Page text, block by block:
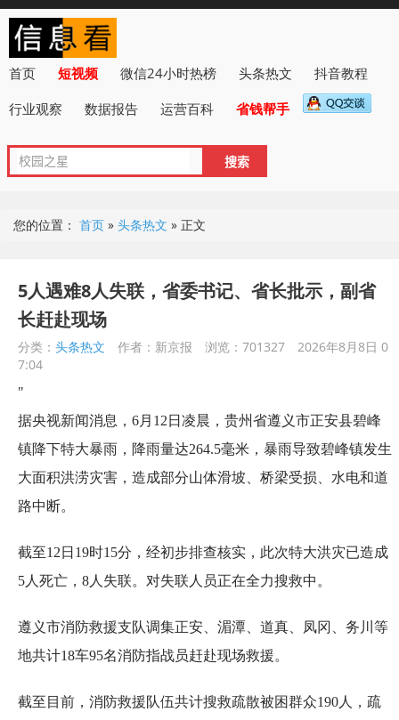
首页 短视频 微信24小时热榜 头条热文
抖音教程
行业观察
数据报告 运营百科 省钱帮手
您的位置： 首页 » 头条热文 » 正文
5人遇难8人失联，省委书记、省长批示，副省
长赶赴现场
分类： 头条热文 作者：新京报 浏览：701327
2026年8月8日 0
7:04
"
据央视新闻消息，6月12日凌晨，贵州省遵义市正安县碧峰
镇降下特大暴雨，降雨量达264.5毫米，暴雨导致碧峰镇发生
大面积洪涝灾害，造成部分山体滑坡、桥梁受损、水电和道
路中断。
截至12日19时15分，经初步排查核实，此次特大洪灾已造成
5人死亡，8人失联。对失联人员正在全力搜救中。
遵义市消防救援支队调集正安、湄潭、道真、凤冈、务川等
地共计18车95名消防指战员赶赴现场救援。
截至目前，消防救援队伍共计搜救疏散被困群众190人，疏